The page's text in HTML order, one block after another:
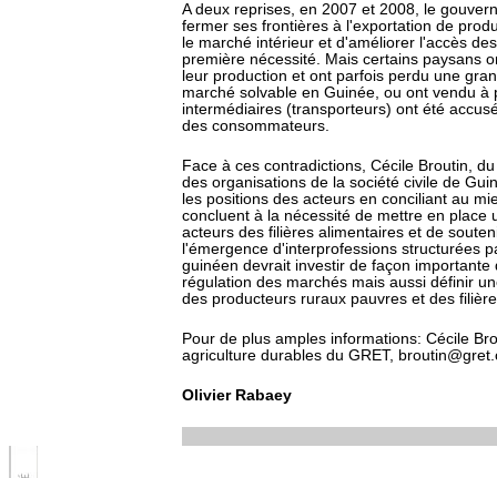
A deux reprises, en 2007 et 2008, le
fermer ses frontières à l'exportation de
le marché intérieur et d'améliorer l'accès
première nécessité. Mais certains paysans
leur production et ont parfois perdu une
marché solvable en Guinée, ou ont vendu
intermédiaires (transporteurs) ont été
des consommateurs.
Face à ces contradictions, Cécile Broutin,
des organisations de la société civile de
les positions des acteurs en conciliant au
concluent à la nécessité de mettre en place
acteurs des filières alimentaires et de
l'émergence d'interprofessions structurées
guinéen devrait investir de façon
régulation des marchés mais aussi définir
des producteurs ruraux pauvres et des
Pour de plus amples informations: Cécile
agriculture durables du GRET,
Olivier Rabaey